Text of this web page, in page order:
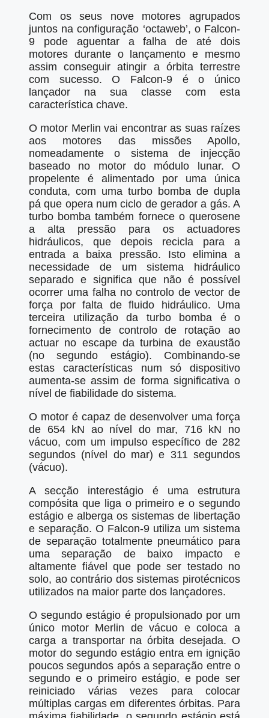
Com os seus nove motores agrupados
juntos na configuração ‘octaweb’, o Falcon-
9 pode aguentar a falha de até dois
motores durante o lançamento e mesmo
assim conseguir atingir a órbita terrestre
com sucesso. O Falcon-9 é o único
lançador na sua classe com esta
característica chave.
O motor Merlin vai encontrar as suas raízes
aos motores das missões Apollo,
nomeadamente o sistema de injecção
baseado no motor do módulo lunar. O
propelente é alimentado por uma única
conduta, com uma turbo bomba de dupla
pá que opera num ciclo de gerador a gás. A
turbo bomba também fornece o querosene
a alta pressão para os actuadores
hidráulicos, que depois recicla para a
entrada a baixa pressão. Isto elimina a
necessidade de um sistema hidráulico
separado e significa que não é possível
ocorrer uma falha no controlo de vector de
força por falta de fluido hidráulico. Uma
terceira utilização da turbo bomba é o
fornecimento de controlo de rotação ao
actuar no escape da turbina de exaustão
(no segundo estágio). Combinando-se
estas características num só dispositivo
aumenta-se assim de forma significativa o
nível de fiabilidade do sistema.
O motor é capaz de desenvolver uma força
de 654 kN ao nível do mar, 716 kN no
vácuo, com um impulso específico de 282
segundos (nível do mar) e 311 segundos
(vácuo).
A secção interestágio é uma estrutura
compósita que liga o primeiro e o segundo
estágio e alberga os sistemas de libertação
e separação. O Falcon-9 utiliza um sistema
de separação totalmente pneumático para
uma separação de baixo impacto e
altamente fiável que pode ser testado no
solo, ao contrário dos sistemas pirotécnicos
utilizados na maior parte dos lançadores.
O segundo estágio é propulsionado por um
único motor Merlin de vácuo e coloca a
carga a transportar na órbita desejada. O
motor do segundo estágio entra em ignição
poucos segundos após a separação entre o
segundo e o primeiro estágio, e pode ser
reiniciado várias vezes para colocar
múltiplas cargas em diferentes órbitas. Para